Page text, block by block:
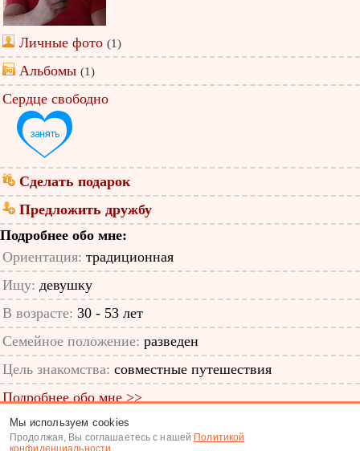
Личные фото (1)
Альбомы (1)
Сердце свободно
Сделать подарок
Предложить дружбу
Подробнее обо мне:
Ориентация: традиционная
Ищу: девушку
В возрасте: 30 - 53 лет
Семейное положение: разведен
Цель знакомства: совместные путешествия
Подробнее обо мне >>
ID анкеты: 11966972
Мы используем cookies
Продолжая, Вы соглашаетесь с нашей Политикой
конфиденциальности